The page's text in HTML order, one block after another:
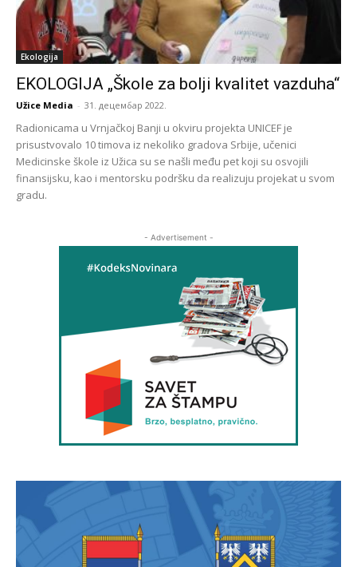
Ekologija
EKOLOGIJA „Škole za bolji kvalitet vazduha“
Užice Media - 31. децембар 2022.
Radionicama u Vrnjačkoj Banji u okviru projekta UNICEF je
prisustvovalo 10 timova iz nekoliko gradova Srbije, učenici
Medicinske škole iz Užica su se našli među pet koji su osvojili
finansijsku, kao i mentorsku podršku da realizuju projekat u svom
gradu.
- Advertisement -